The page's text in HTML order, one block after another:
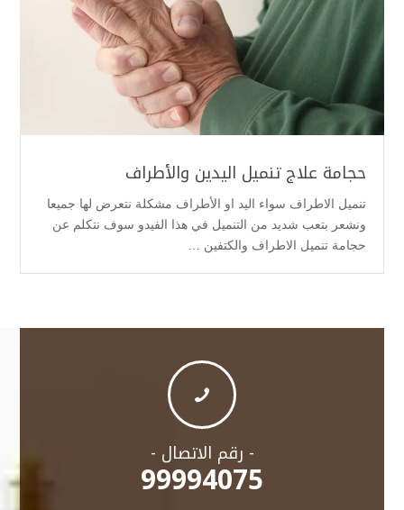
حجامة علاج تنميل اليدين والأطراف
تنميل الاطراف سواء اليد او الأطراف مشكلة نتعرض لها جميعا
ونشعر بتعب شديد من التنميل في هذا الفيدو سوف نتكلم عن
حجامة تنميل الاطراف والكتفين …

- رقم الاتصال -
99994075